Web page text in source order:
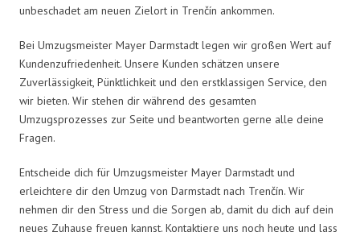
unbeschadet am neuen Zielort in Trenčín ankommen.
Bei Umzugsmeister Mayer Darmstadt legen wir großen Wert auf
Kundenzufriedenheit. Unsere Kunden schätzen unsere
Zuverlässigkeit, Pünktlichkeit und den erstklassigen Service, den
wir bieten. Wir stehen dir während des gesamten
Umzugsprozesses zur Seite und beantworten gerne alle deine
Fragen.
Entscheide dich für Umzugsmeister Mayer Darmstadt und
erleichtere dir den Umzug von Darmstadt nach Trenčín. Wir
nehmen dir den Stress und die Sorgen ab, damit du dich auf dein
neues Zuhause freuen kannst. Kontaktiere uns noch heute und lass